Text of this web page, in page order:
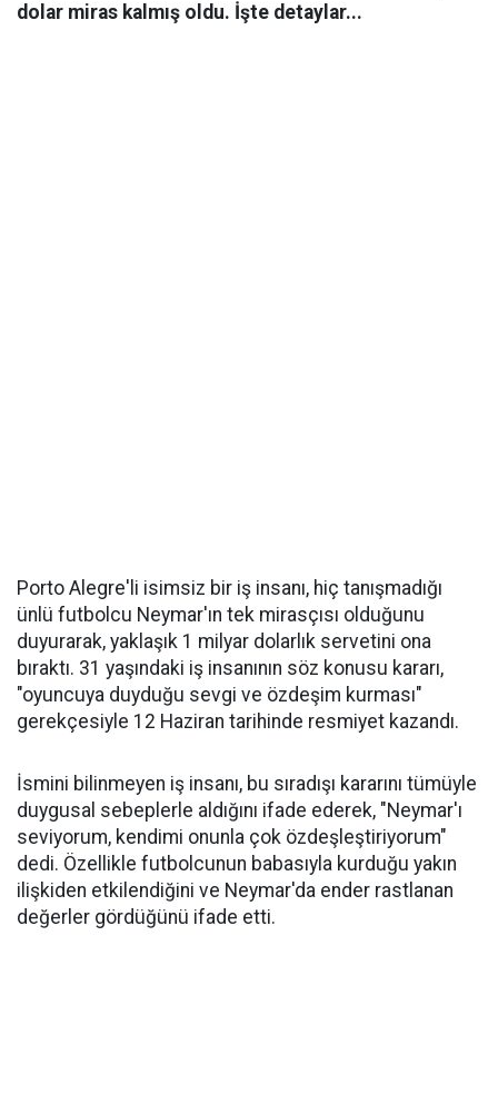
dolar miras kalmış oldu. İşte detaylar...
Porto Alegre'li isimsiz bir iş insanı, hiç tanışmadığı
ünlü futbolcu Neymar'ın tek mirasçısı olduğunu
duyurarak, yaklaşık 1 milyar dolarlık servetini ona
bıraktı. 31 yaşındaki iş insanının söz konusu kararı,
"oyuncuya duyduğu sevgi ve özdeşim kurması"
gerekçesiyle 12 Haziran tarihinde resmiyet kazandı.
İsmini bilinmeyen iş insanı, bu sıradışı kararını tümüyle
duygusal sebeplerle aldığını ifade ederek, "Neymar'ı
seviyorum, kendimi onunla çok özdeşleştiriyorum"
dedi. Özellikle futbolcunun babasıyla kurduğu yakın
ilişkiden etkilendiğini ve Neymar'da ender rastlanan
değerler gördüğünü ifade etti.